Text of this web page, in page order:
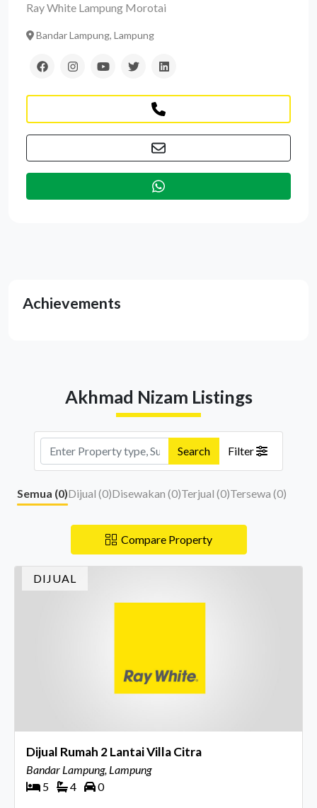
Ray White Lampung Morotai
Bandar Lampung, Lampung
Achievements
Akhmad Nizam Listings
Search Filter
Semua (0)Dijual (0)Disewakan (0)Terjual (0)Tersewa (0)
Compare Property
DIJUAL
Dijual Rumah 2 Lantai Villa Citra
Bandar Lampung, Lampung
5
4 0